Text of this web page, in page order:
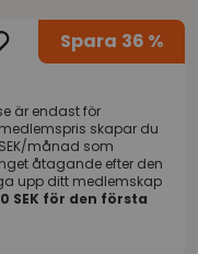
Spara 36 %
är endast för
skapar du
månad som
åtagande efter den
upp ditt medlemskap
SEK för den första